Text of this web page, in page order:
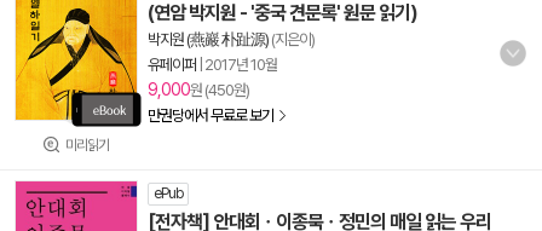
미리읽기
(연암 박지원 - '중국 견문록' 원문 읽기)
박지원 (燕巖 朴趾源) (지은이)
유페이퍼 2017년 10월
9,000원 (450원)
만권당에서 무료로 보기
ePub
[전자책] 안대회ㆍ이종묵ㆍ정민의 매일 읽는 우리